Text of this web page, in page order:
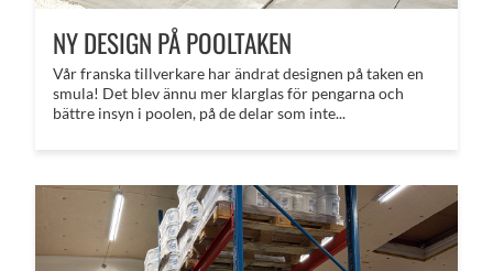
NY DESIGN PÅ POOLTAKEN
Vår franska tillverkare har ändrat designen på taken en
smula! Det blev ännu mer klarglas för pengarna och
bättre insyn i poolen, på de delar som inte...